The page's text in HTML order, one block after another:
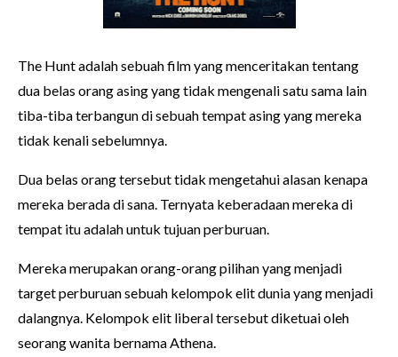
The Hunt adalah sebuah film yang menceritakan tentang
dua belas orang asing yang tidak mengenali satu sama lain
tiba-tiba terbangun di sebuah tempat asing yang mereka
tidak kenali sebelumnya.
Dua belas orang tersebut tidak mengetahui alasan kenapa
mereka berada di sana. Ternyata keberadaan mereka di
tempat itu adalah untuk tujuan perburuan.
Mereka merupakan orang-orang pilihan yang menjadi
target perburuan sebuah kelompok elit dunia yang menjadi
dalangnya. Kelompok elit liberal tersebut diketuai oleh
seorang wanita bernama Athena.